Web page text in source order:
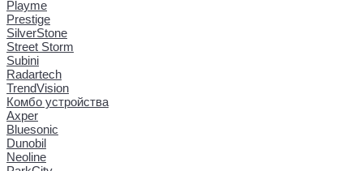
Playme
Prestige
SilverStone
Street Storm
Subini
Radartech
TrendVision
Комбо устройства
Axper
Bluesonic
Dunobil
Neoline